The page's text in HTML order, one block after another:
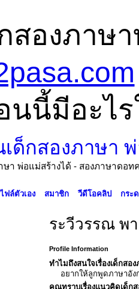
กสองภาษ
นนี้มีอะไ
ษา พ่อแม่สร้างได้ - สองภาษาดอท
ฟล์ตัวเอง สมาชิก วีดีโอคลิป กระ
ระวีวรรณ พ
Profile Information
ทำไมถึงสนใจเรื่องเด็กสอง
อยากให้ลูกพูดภาษาอัง
คุณทราบเรื่องแนวคิดเด็ก